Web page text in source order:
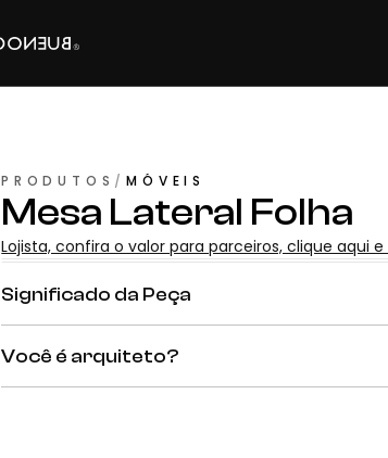
PRODUTOS /MÓVEIS
Mesa Lateral Folha
Lojista, confira o valor para parceiros, clique aqui
Significado da Peça
Você é arquiteto?